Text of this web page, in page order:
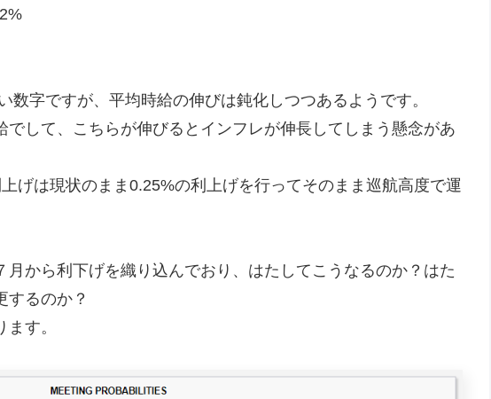
字ですが、平均時給の伸びは鈍化しつつあるようです。
でして、こちらが伸びるとインフレが伸長してしまう懸念があ
げは現状のまま0.25%の利上げを行ってそのまま巡航高度で運
から利下げを織り込んでおり、はたしてこうなるのか？はた
するのか？
す。